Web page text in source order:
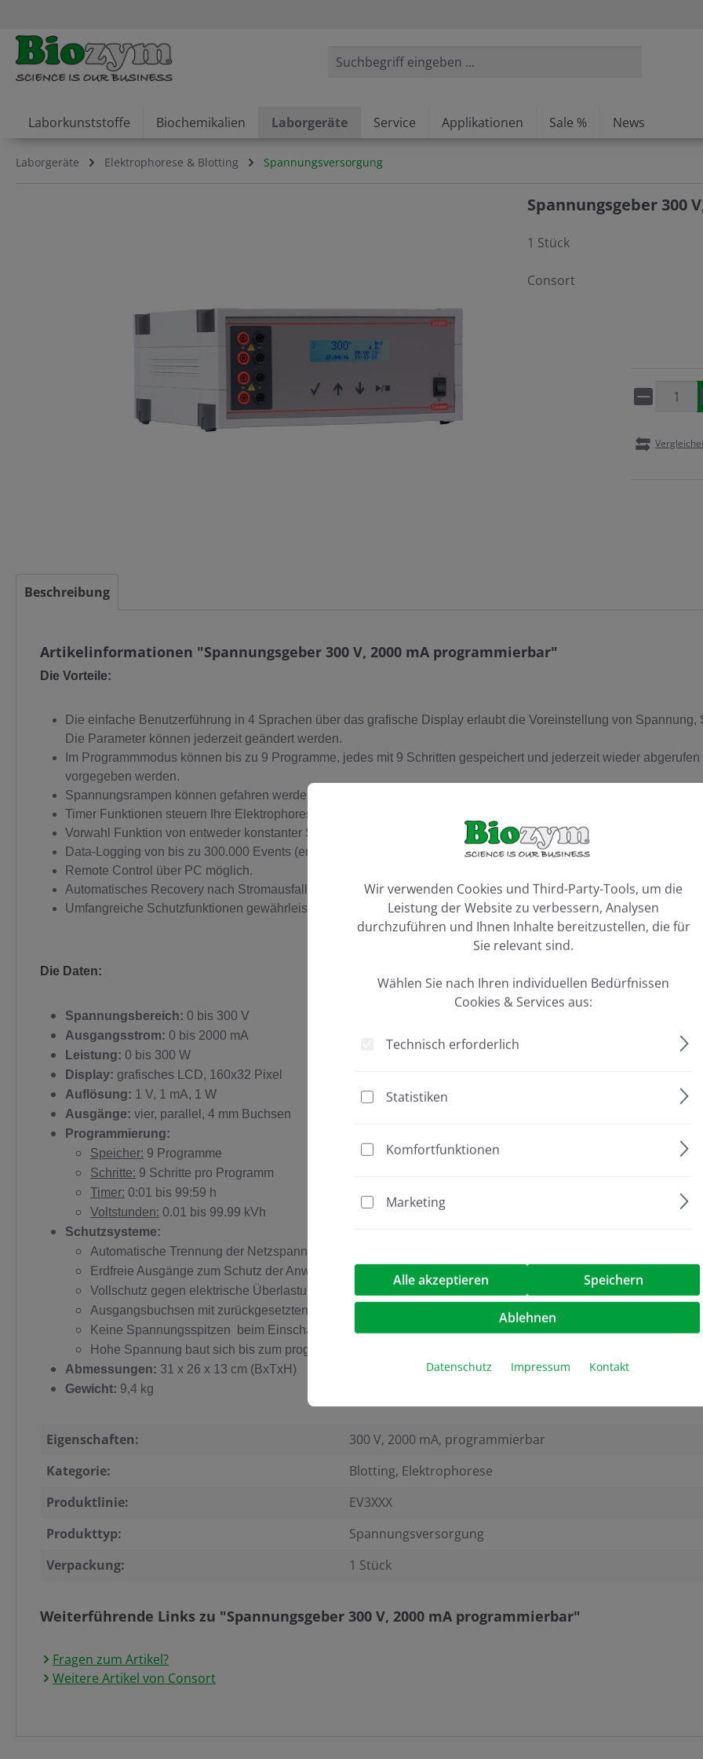
Laborkunststoffe Biochemikalien Laborgeräte Service Applikationen Sale % News
Laborgeräte Elektrophorese & Blotting Spannungsversorgung
Spannungsgeber 300
1 Stück
Consort
Artikel
Beschreibung
Artikelinformationen "Spannungsgeber 300 V, 2000 mA programmierbar"
Die Vorteile:
Die einfache Benutzerführung in 4 Sprachen über das grafische Display erlaubt die Voreinstellung von
Die Parameter können jederzeit geändert werden.
Im Programmmodus können bis zu 9 Programme, jedes mit 9 Schritten gespeichert und jederzeit wieder
vorgegeben werden.
Spannungsrampen können gefahren werden, bei denen ein linearer Spannungsgradient eingestellt werden kann.
Timer Funktionen steuern Ihre Elektrophorese punktgenau (0:01 bis 99:50 h).
Vorwahl Funktion von entweder konstanter Spannung oder konstantem Strom oder konstanter Leistung werden
Data-Logging von bis zu 300.000 Events (entspricht ca. 1000 Laufstunden), Daten-Transfer mittels USB.
Remote Control über PC möglich.
Automatisches Recovery nach Stromausfall (Lauf wird fortgesetzt).
Umfangreiche Schutzfunktionen gewährleisten Geräteintegrität und Sicherheit des Anwenders.
Die Daten:
Spannungsbereich: 0 bis 300 V
Ausgangsstrom: 0 bis 2000 mA
Leistung: 0 bis 300 W
Display: grafisches LCD, 160x32 Pixel
Auflösung: 1 V, 1 mA, 1 W
Ausgänge: vier, parallel, 4 mm Buchsen
Programmierung:
Speicher: 9 Programme
Schritte: 9 Schritte pro Programm
Timer: 0:01 bis 99:59 h
Voltstunden: 0.01 bis 99.99 kVh
Schutzsysteme:
Automatische Trennung der Netzspannung bei Detektion einer Erdschleife (ground leakage)
Erdfreie Ausgänge zum Schutz der Anwender
Vollschutz gegen elektrische Überlastung inkl. Kurzschluss der Ausgänge
Ausgangsbuchsen mit zurückgesetzten Kontakten
Keine Spannungsspitzen beim Einschalten
Hohe Spannung baut sich bis zum programmierten Limit langsam auf
Abmessungen: 31 x 26 x 13 cm (BxTxH)
Gewicht: 9,4 kg
Eigenschaften:
300 V, 2000 mA, programmierbar
Kategorie:
Blotting, Elektrophorese
Produktlinie:
EV3XXX
Produkttyp:
Spannungsversorgung
Verpackung:
1 Stück
Weiterführende Links zu "Spannungsgeber 300 V, 2000 mA programmierbar"
Fragen zum Artikel?
Weitere Artikel von Consort
Wir verwenden Cookies und Third-Party-Tools, um die
Leistung der Website zu verbessern, Analysen
durchzuführen und Ihnen Inhalte bereitzustellen, die für
Sie relevant sind.
Wählen Sie nach Ihren individuellen Bedürfnissen
Cookies & Services aus:
Technisch erforderlich
Statistiken
Komfortfunktionen
Marketing
Alle akzeptieren Speichern
Ablehnen
Datenschutz Impressum Kontakt